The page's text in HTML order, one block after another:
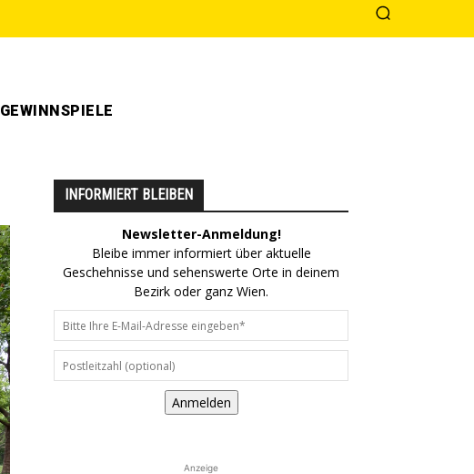
GEWINNSPIELE
INFORMIERT BLEIBEN
Newsletter-Anmeldung!
Bleibe immer informiert über aktuelle
Geschehnisse und sehenswerte Orte in deinem
Bezirk oder ganz Wien.
Anmelden
Anzeige